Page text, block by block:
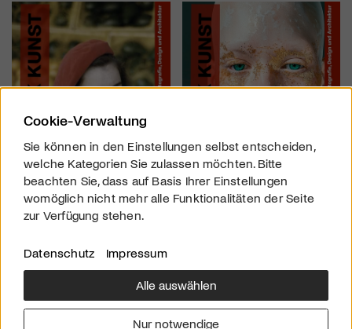
Über uns
Downloads
Werben
Impressum
Cookie-Verwaltung
Sie können in den Einstellungen selbst entscheiden,
welche Kategorien Sie zulassen möchten. Bitte
beachten Sie, dass auf Basis Ihrer Einstellungen
womöglich nicht mehr alle Funktionalitäten der Seite
zur Verfügung stehen.
Datenschutz Impressum
Alle auswählen
Nur notwendige